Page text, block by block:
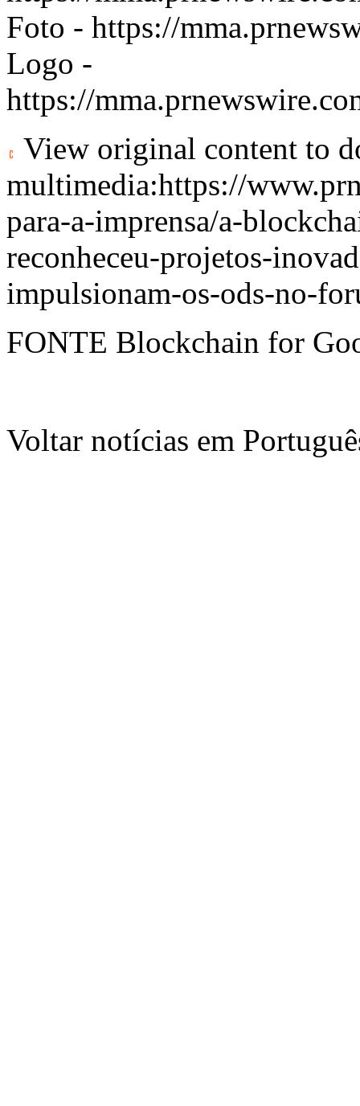
Foto - https://
Logo -
https://
View original content to
multimedia:https://
para-a-imprensa/a-
reconheceu-projetos-
impulsionam-os-ods-no-
FONTE Blockchain for
Voltar notícias em